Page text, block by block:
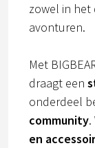
zowel in het
avonturen.
Met
draagt een
onderdeel
community.
en